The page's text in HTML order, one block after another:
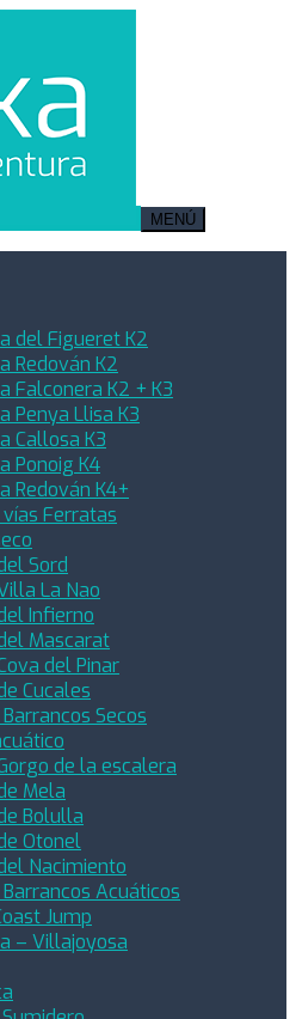
MENÚ
del Figueret K2
Redován K2
Falconera K2 + K3
Penya Llisa K3
Callosa K3
Ponoig K4
Redován K4+
Ferratas
Sord
La Nao
Infierno
Mascarat
del Pinar
Cucales
Secos
de la escalera
Mela
Bolulla
Otonel
Nacimiento
Acuáticos
Jump
– Villajoyosa